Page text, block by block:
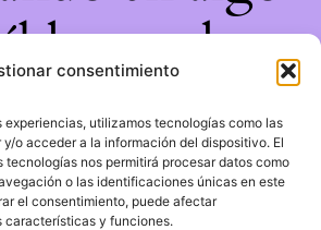
consentimiento
experiencias, utilizamos tecnologías como las
o acceder a la información del dispositivo. El
tecnologías nos permitirá procesar datos como
o las identificaciones únicas en este
el consentimiento, puede afectar
características y funciones.
¡vuelve